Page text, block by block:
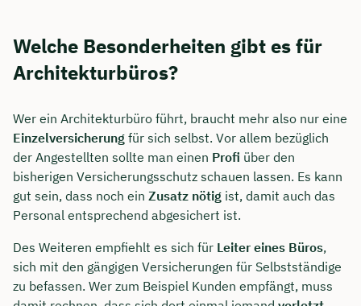
Welche Besonderheiten gibt es für
Architekturbüros?
Wer ein Architekturbüro führt, braucht mehr also nur eine
Einzelversicherung für sich selbst. Vor allem bezüglich
der Angestellten sollte man einen Profi über den
bisherigen Versicherungsschutz schauen lassen. Es kann
gut sein, dass noch ein Zusatz nötig ist, damit auch das
Personal entsprechend abgesichert ist.
Des Weiteren empfiehlt es sich für Leiter eines Büros,
sich mit den gängigen Versicherungen für Selbstständige
zu befassen. Wer zum Beispiel Kunden empfängt, muss